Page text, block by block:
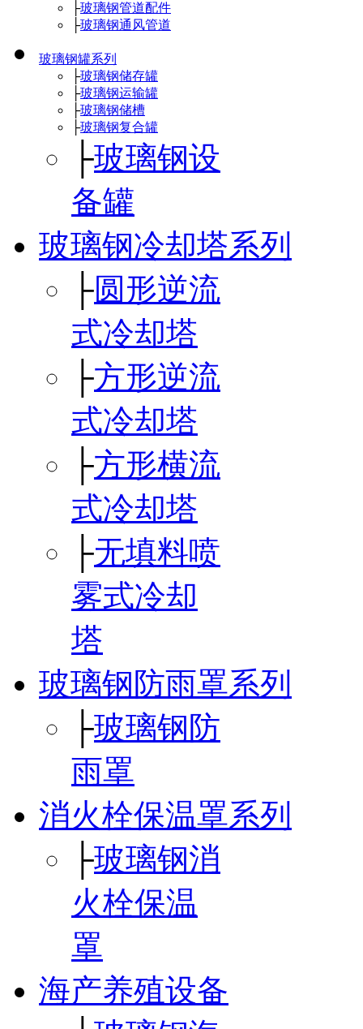
├玻璃钢管道配件
├玻璃钢通风管道
玻璃钢罐系列
├玻璃钢储存罐
├玻璃钢运输罐
├玻璃钢储槽
├玻璃钢复合罐
├玻璃钢设
备罐
玻璃钢冷却塔系列
├圆形逆流
式冷却塔
├方形逆流
式冷却塔
├方形横流
式冷却塔
├无填料喷
雾式冷却
塔
玻璃钢防雨罩系列
├玻璃钢防
雨罩
消火栓保温罩系列
├玻璃钢消
火栓保温
罩
海产养殖设备